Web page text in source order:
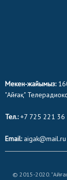
Мекен-жайымыз:
"Айғақ"
Тел.:+7 725 221 36
Email:aigak@mail.ru
© 2015-2020.